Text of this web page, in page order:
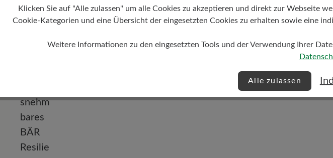
Absatz
Klicken Sie auf "Alle zulassen" um alle Cookies zu akzeptieren und direkt zur Webseite
Cookie-Kategorien und eine Übersicht der eingesetzten Cookies zu erhalten sowie eine
Weitere Informationen zu den eingesetzten Tools und der Verwendung Ihrer
Alle zulassen